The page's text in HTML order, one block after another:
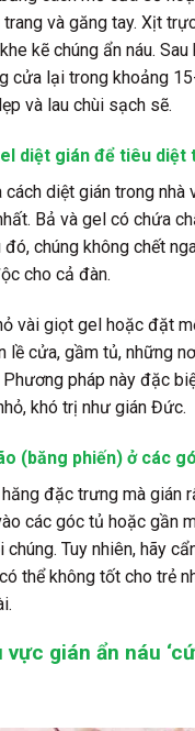
và găng tay. Xịt
kẽ chúng ẩn náu.
cửa lại trong khoảng
và lau chùi sạch sẽ.
diệt gián để tiêu diệt
diệt gián trong nhà
Bả và gel có chứa
đó, chúng không chết
cho cả đàn.
vài giọt gel hoặc đặt
lề cửa, gầm tủ, những
pháp này đặc
khó trị như gián Đức.
(băng phiến) ở các
đặc trưng mà gián
các góc tủ hoặc gần
Tuy nhiên, hãy
thể không tốt cho trẻ
gián ẩn náu